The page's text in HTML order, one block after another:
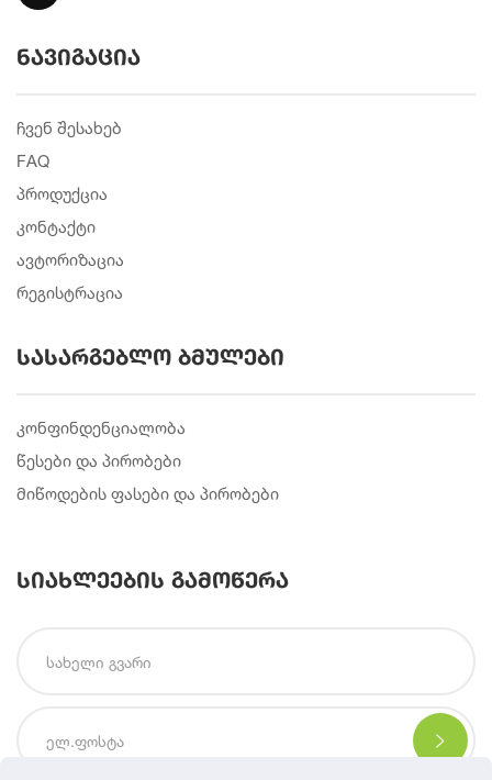
ნავიგაცია
ჩვენ შესახებ
FAQ
პროდუქცია
კონტაქტი
ავტორიზაცია
რეგისტრაცია
სასარგებლო ბმულები
კონფინდენციალობა
წესები და პირობები
მიწოდების ფასები და პირობები
სიახლეების გამოწერა